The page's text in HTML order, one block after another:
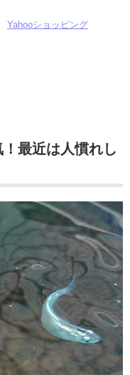
Yahooショッピング
最近は人慣れし